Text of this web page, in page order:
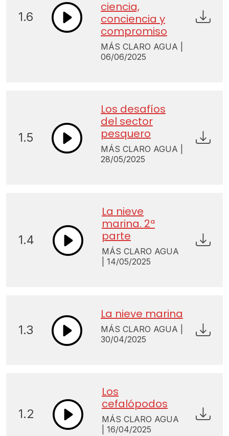
1.6
ciencia,
conciencia y
compromiso
MÁS CLARO AGUA |
06/06/2025
1.5
Los desafíos
del sector
pesquero
MÁS CLARO AGUA |
28/05/2025
1.4
La nieve
marina. 2ª
parte
MÁS CLARO AGUA
| 14/05/2025
1.3
La nieve marina
MÁS CLARO AGUA |
30/04/2025
1.2
Los
cefalópodos
MÁS CLARO AGUA
| 16/04/2025